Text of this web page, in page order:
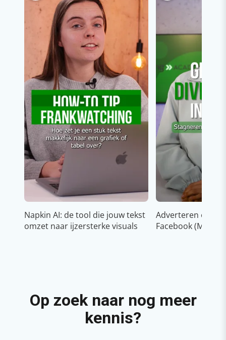
Napkin AI: de tool die jouw tekst
omzet naar ijzersterke visuals
Adverteren op
Facebook (Meta)
Op zoek naar nog meer
kennis?